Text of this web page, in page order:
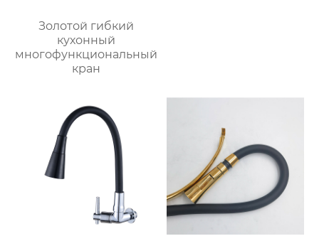
Золотой гибкий
кухонный
многофункциональный
кран